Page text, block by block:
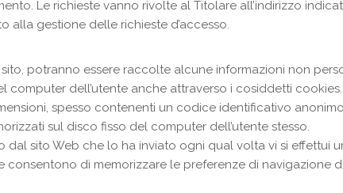
Le richieste vanno rivolte al Titolare all’indirizzo
alla gestione delle richieste d’accesso.
potranno essere raccolte alcune informazioni non
dell’utente anche attraverso i cosiddetti cookies.
spesso contenenti un codice identificativo
sul disco fisso del computer dell’utente stesso.
sito Web che lo ha inviato ogni qual volta vi si effettui
di memorizzare le preferenze di navigazione